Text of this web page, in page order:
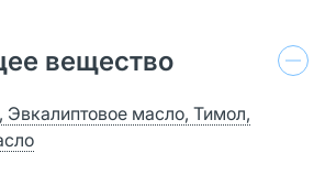
вещество
масло, Тимол,